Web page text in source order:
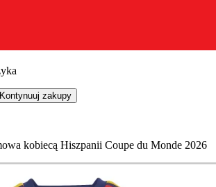
Kontynuuj zakupy
kobiecą Hiszpanii Coupe du Monde 2026